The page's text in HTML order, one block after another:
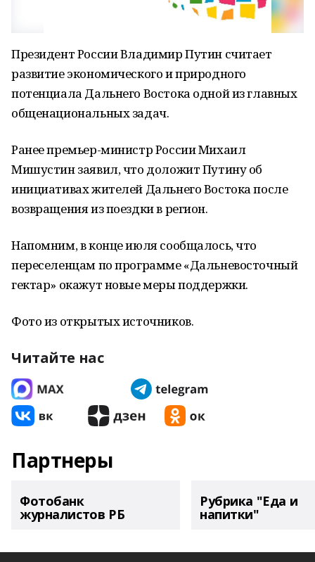
Президент России Владимир Путин считает
развитие экономического и природного
потенциала Дальнего Востока одной из главных
общенациональных задач.
Ранее премьер-министр России Михаил
Мишустин заявил, что доложит Путину об
инициативах жителей Дальнего Востока после
возвращения из поездки в регион.
Напомним, в конце июля сообщалось, что
переселенцам по программе «Дальневосточный
гектар» окажут новые меры поддержки.
Фото из открытых источников.
Читайте нас
Партнеры
Фотобанк
журналистов РБ
Рубрика "Еда и
напитки"